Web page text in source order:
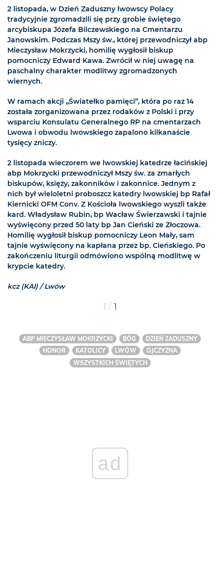
2 listopada, w Dzień Zaduszny lwowscy Polacy
tradycyjnie zgromadzili się przy grobie świętego
arcybiskupa Józefa Bilczewskiego na Cmentarzu
Janowskim. Podczas Mszy św., której przewodniczył abp
Mieczysław Mokrzycki, homilię wygłosił biskup
pomocniczy Edward Kawa. Zwrócił w niej uwagę na
paschalny charakter modlitwy zgromadzonych
wiernych.
W ramach akcji „Światełko pamięci”, która po raz 14
została zorganizowana przez rodaków z Polski i przy
wsparciu Konsulatu Generalnego RP na cmentarzach
Lwowa i obwodu lwowskiego zapalono kilkanaście
tysięcy zniczy.
2 listopada wieczorem we lwowskiej katedrze łacińskiej
abp Mokrzycki przewodniczył Mszy św. za zmarłych
biskupów, księży, zakonników i zakonnice. Jednym z
nich był wieloletni proboszcz katedry lwowskiej bp Rafał
Kiernicki OFM Conv. Z Kościoła lwowskiego wyszli także
kard. Władysław Rubin, bp Wacław Świerzawski i tajnie
wyświęcony przed 50 laty bp Jan Cieński ze Złoczowa.
Homilię wygłosił biskup pomocniczy Leon Mały, sam
tajnie wyświęcony na kapłana przez bp. Cieńskiego. Po
zakończeniu liturgii odmówiono wspólną modlitwę w
krypcie katedry.
kcz (KAI) / Lwów
1 / 1
ABP MIECZYSŁAW MOKRZYCKI BÓG
DZIEŃ ZADUSZNY
HONOR
KATOLICY LWÓW
OJCZYZNA
WSZYSTKICH ŚWIĘTYCH
ad